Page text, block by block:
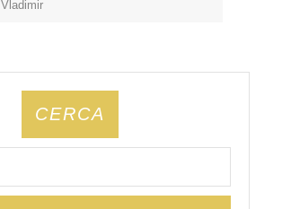
Vladimir
CERCA